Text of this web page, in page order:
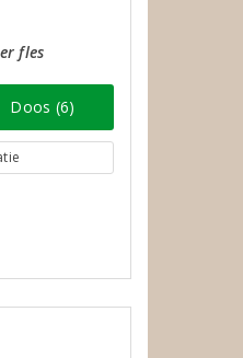
fles
Doos (6)